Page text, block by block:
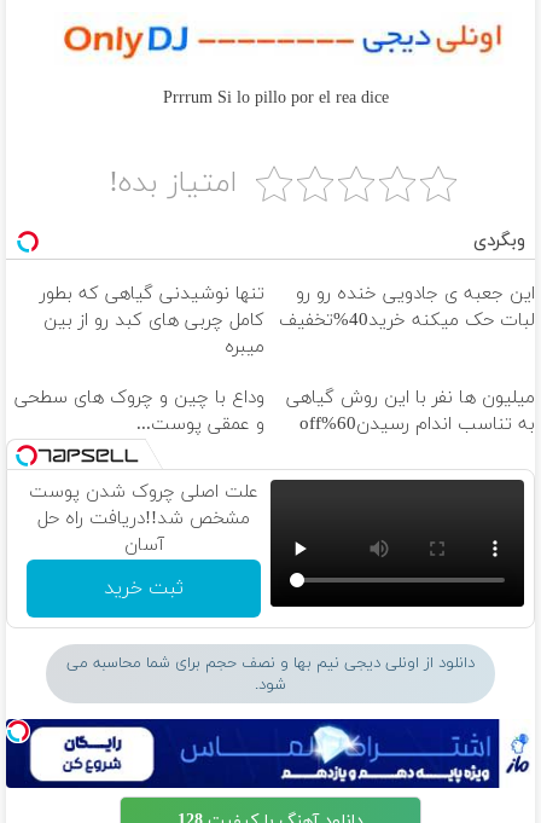
Prrrum Si lo pillo por el rea dice
امتیاز بده!
وبگردی
این جعبه ی جادویی خنده رو رو
لبات حک میکنه خرید40%تخفیف
تنها نوشیدنی گیاهی که بطور
کامل چربی های کبد رو از بین
میبره
میلیون ها نفر با این روش گیاهی
به تناسب اندام رسیدن60%off
وداع با چین و چروک های سطحی
و عمقی پوست...
علت اصلی چروک شدن پوست
مشخص شد!!دریافت راه حل
آسان
ثبت خرید
دانلود از اونلی دیجی نیم بها و نصف حجم برای شما محاسبه می
شود.